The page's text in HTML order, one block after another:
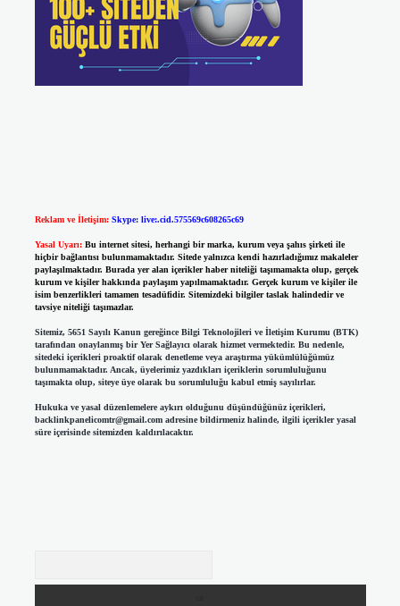
Reklam ve İletişim: Skype: live:.cid.575569c608265c69
Yasal Uyarı: Bu internet sitesi, herhangi bir marka, kurum veya şahıs şirketi ile
hiçbir bağlantısı bulunmamaktadır. Sitede yalnızca kendi hazırladığımız makaleler
paylaşılmaktadır. Burada yer alan içerikler haber niteliği taşımamakta olup, gerçek
kurum ve kişiler hakkında paylaşım yapılmamaktadır. Gerçek kurum ve kişiler ile
isim benzerlikleri tamamen tesadüfidir. Sitemizdeki bilgiler taslak halindedir ve
tavsiye niteliği taşımazlar.
Sitemiz, 5651 Sayılı Kanun gereğince Bilgi Teknolojileri ve İletişim Kurumu (BTK)
tarafından onaylanmış bir Yer Sağlayıcı olarak hizmet vermektedir. Bu nedenle,
sitedeki içerikleri proaktif olarak denetleme veya araştırma yükümlülüğümüz
bulunmamaktadır. Ancak, üyelerimiz yazdıkları içeriklerin sorumluluğunu
taşımakta olup, siteye üye olarak bu sorumluluğu kabul etmiş sayılırlar.
Hukuka ve yasal düzenlemelere aykırı olduğunu düşündüğünüz içerikleri,
backlinkpanelicomtr@gmail.comadresine bildirmeniz halinde, ilgili içerikler yasal
süre içerisinde sitemizden kaldırılacaktır.